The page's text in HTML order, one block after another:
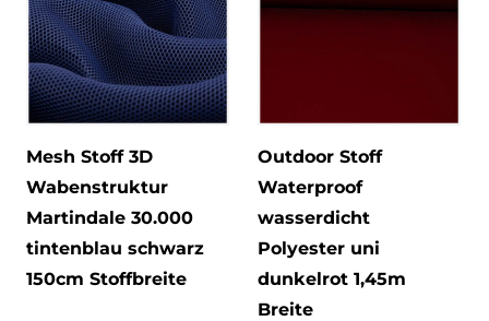
Mesh Stoff 3D
Wabenstruktur
Martindale 30.000
tintenblau schwarz
150cm Stoffbreite
Outdoor Stoff
Waterproof
wasserdicht
Polyester uni
dunkelrot 1,45m
Breite